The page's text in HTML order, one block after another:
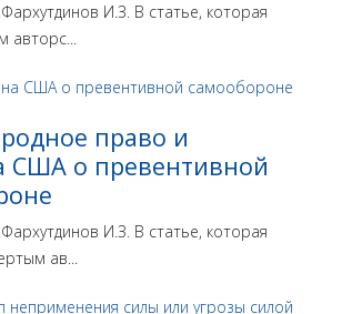
И.З. В статье, которая
авторс...
право и
США о превентивной
И.З. В статье, которая
ав...